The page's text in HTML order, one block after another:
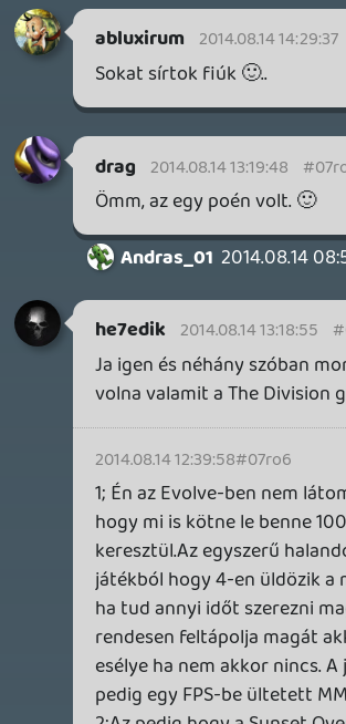
casper007 2014.08.14 06:40:31
Alwares
Kora reggel Szigetes feléledés mellé jó lesz
ez, kivéve ha totál lefáraszt 😃
casper007 2014.08.14 06:40:31 #07ro0
Köszi a podcast-et, reggelente a kávé
mellett hallgatom. 🙂
gabi1818 2014.08.14 01:14:59 #07rnz
Nah ezért megérte várni, jókat
mosolyogtam rajtatok 🙂
befosatós cliffhanger a podcastben!
2014.08.13 23:47:48
Orvosoljuk, kis türelmet kérünk, a
szállodában szarakodik a net.
gabi1818 2014.08.13 23:36:40
gabi1818 2014.08.13 23:36:40